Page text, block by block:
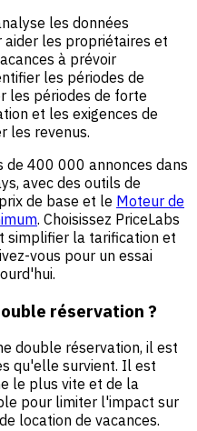
les données
aider les propriétaires et
à prévoir
les périodes de
les périodes de forte
et les exigences de
les revenus.
de 400 000 annonces dans
avec des outils de
de base et le Moteur de
. Choisissez PriceLabs
simplifier la tarification et
vous pour un essai
réservation ?
double réservation, il est
qu'elle survient. Il est
le plus vite et de la
pour limiter l'impact sur
location de vacances.